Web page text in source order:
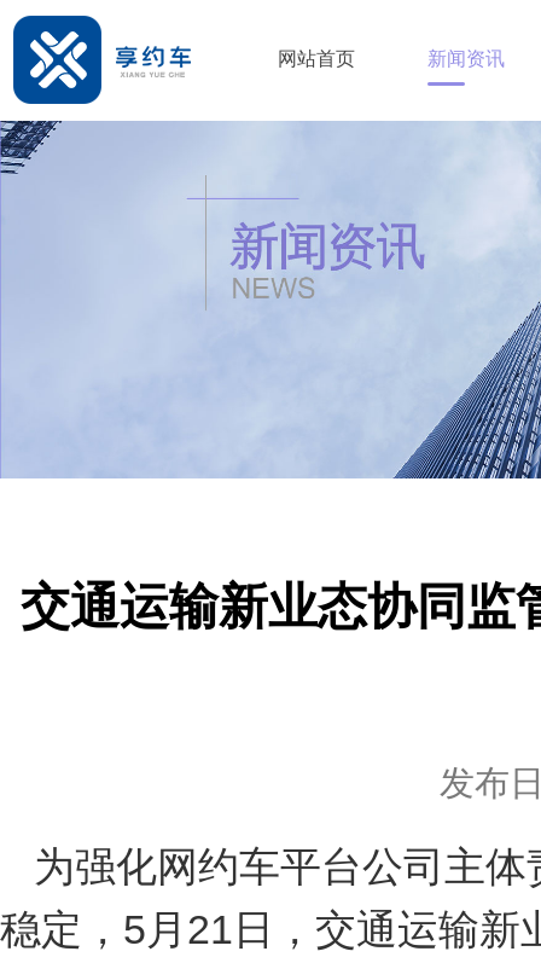
网站首页 新闻资讯
交通运输新业态协同监
发布
为强化网约车平台公司主
稳定，5月21日，交通运输